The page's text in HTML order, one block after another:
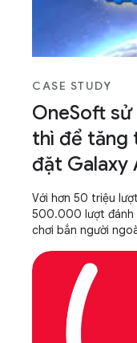
CASE STUDY
OneSoft
thì để tăng
đặt Galaxy
Với hơn 50 triệu
500.000 lượt đánh
chơi bắn người